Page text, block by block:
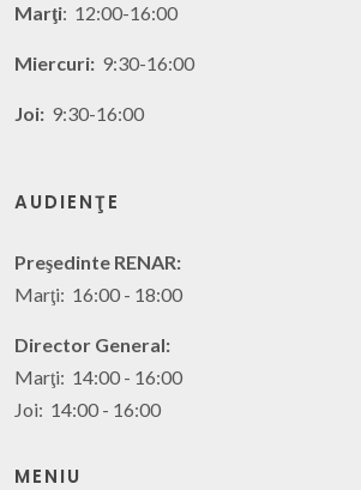
Marţi: 12:00-16:00
Miercuri: 9:30-16:00
Joi: 9:30-16:00
AUDIENŢE
Preşedinte RENAR:
Marţi: 16:00 - 18:00
Director General:
Marţi: 14:00 - 16:00
Joi: 14:00 - 16:00
MENIU